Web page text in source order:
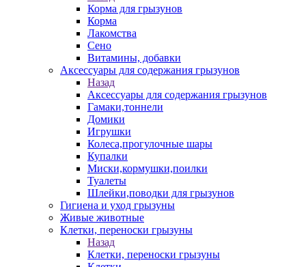
Корма для грызунов
Корма
Лакомства
Сено
Витамины, добавки
Аксессуары для содержания грызунов
Назад
Аксессуары для содержания грызунов
Гамаки,тоннели
Домики
Игрушки
Колеса,прогулочные шары
Купалки
Миски,кормушки,поилки
Туалеты
Шлейки,поводки для грызунов
Гигиена и уход грызуны
Живые животные
Клетки, переноски грызуны
Назад
Клетки, переноски грызуны